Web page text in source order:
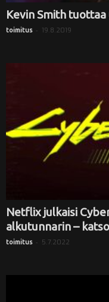
Kevin Smith
toimitus - 19.8.2019
Netflix julkaisi
alkutunnarin –
toimitus - 5.7.2022